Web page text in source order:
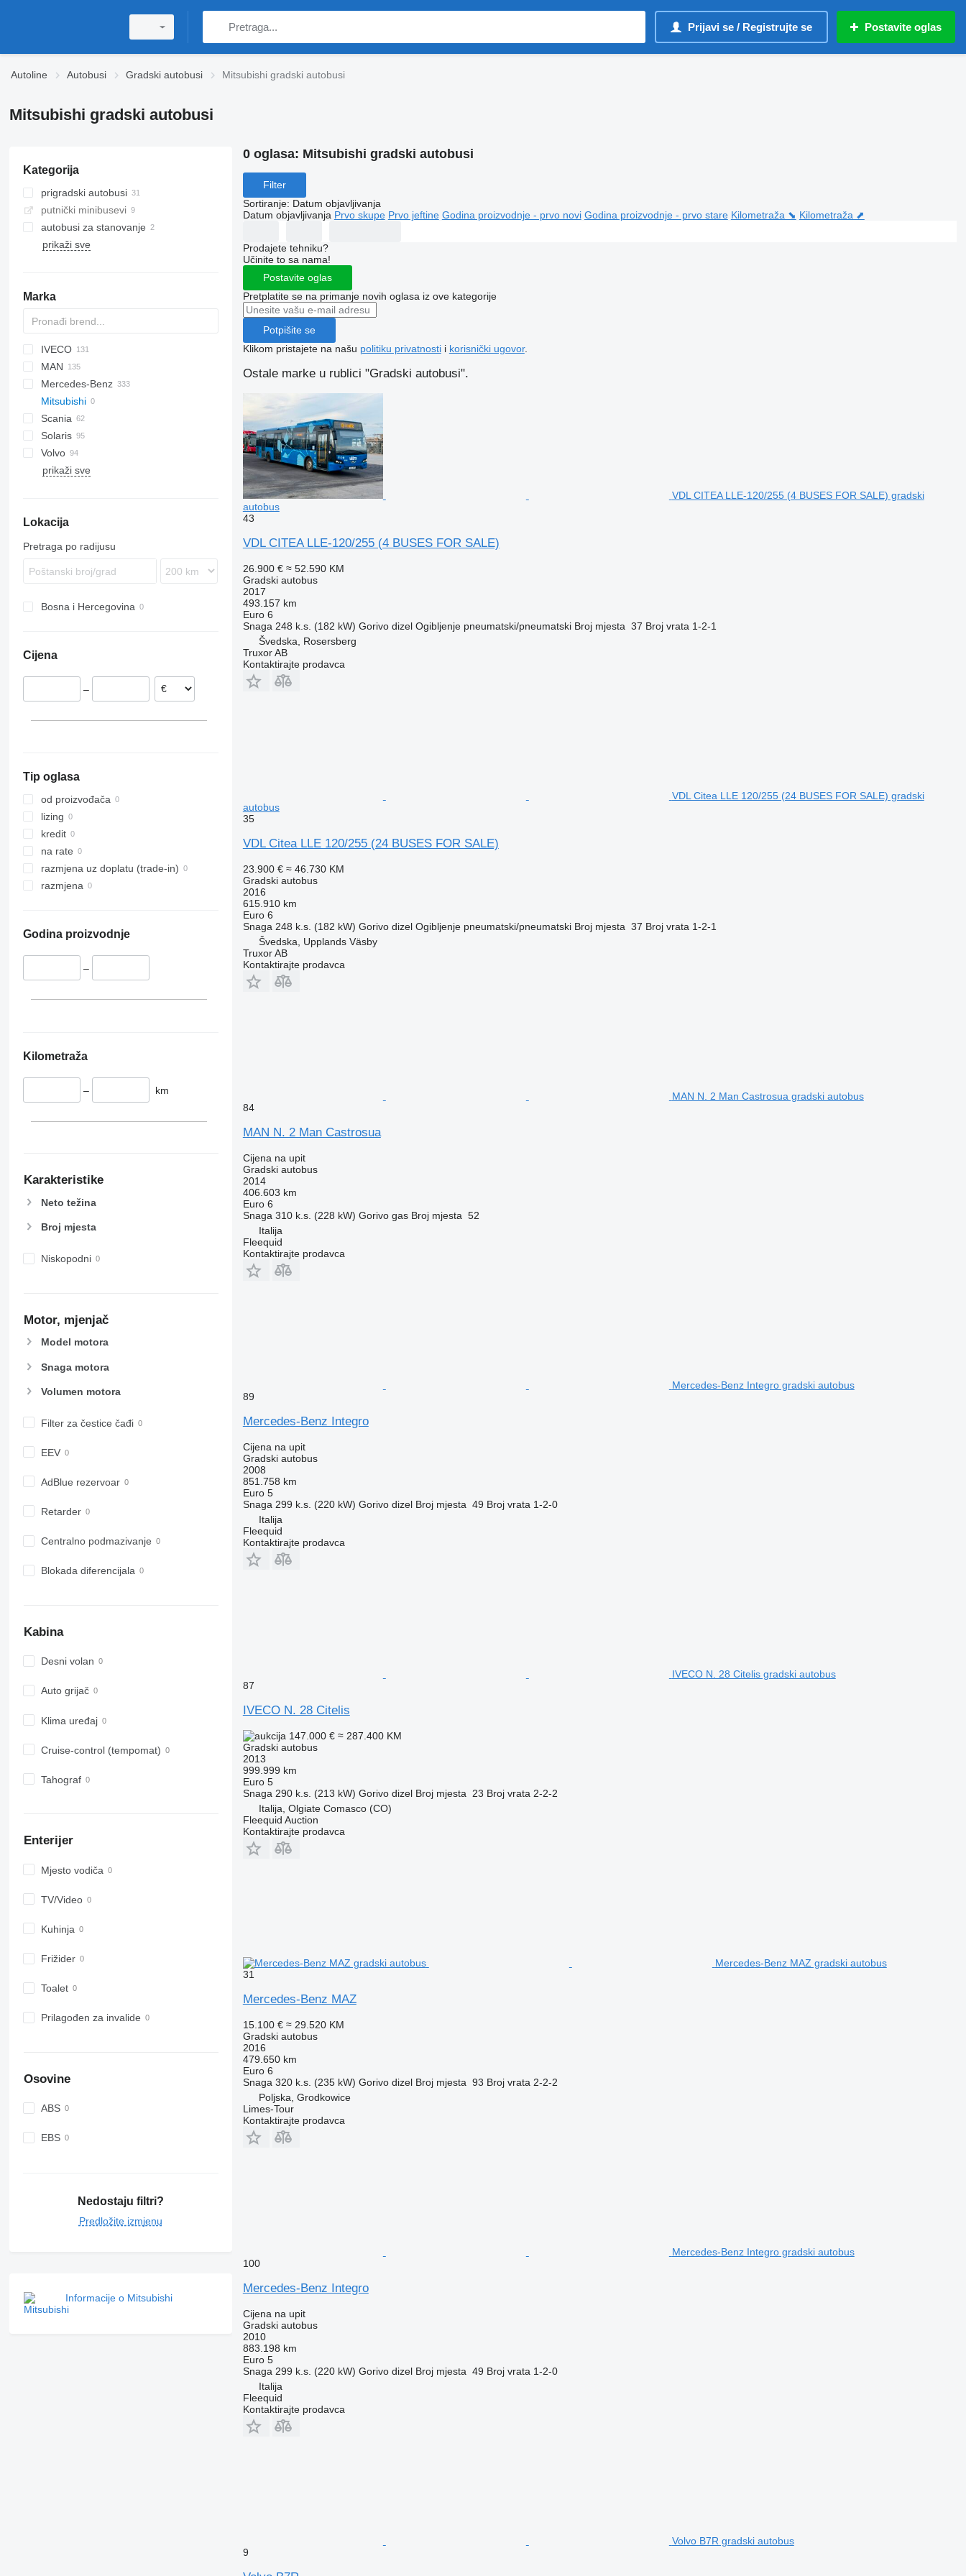
Prijavi se / Registrujte se Postavite oglas
Autoline Autobusi Gradski autobusi Mitsubishi gradski autobusi
Mitsubishi gradski autobusi
Kategorija
prigradski autobusi
putnički minibusevi
autobusi za stanovanje
prikaži sve
Marka
Probus
IVECO
Crossway
Daily
Mobi
Wing
Ares
Citelis
Crossway
Recreo
I-series
Erga
Novo
XMQ
MAN
A-series
LE
Lion's series
NL series
TGE
203
206
Mercedes-Benz
Citaro
Conecto
Integro
Intouro
MB
Sprinter
Mitsubishi
Civilian
Navigo
Vectio
Master
Scania
Interlink
K-series
Vest
S-series
Solaris
Alpino
Urbino
MD
Tourmalin
Coaster
Ambassador
Ambassador
A-series
Crafter
Volvo
7700
8900
B-series
prikaži sve
Lokacija
Pretraga po radijusu
Bosna i Hercegovina
Cijena
–
Tip oglasa
od proizvođača
lizing
kredit
na rate
razmjena uz doplatu (trade-in)
razmjena
Godina proizvodnje
–
Kilometraža
– km
Karakteristike
Neto težina
Broj mjesta
Niskopodni
Motor, mjenjač
Model motora
Snaga motora
Volumen motora
Filter za čestice čađi
EEV
AdBlue rezervoar
Retarder
Centralno podmazivanje
Blokada diferencijala
Kabina
Desni volan
Auto grijač
Klima uređaj
Cruise-control (tempomat)
Tahograf
Enterijer
Mјesto vodiča
TV/Video
Kuhinja
Frižider
Toalet
Prilagođen za invalide
Osovine
ABS
EBS
Nedostaju filtri?
Predložite izmjenu
Informacije o Mitsubishi
0 oglasa: Mitsubishi gradski autobusi
Filter
Sortiranje: Datum objavljivanja
Datum objavljivanja Prvo skupe Prvo jeftine Godina proizvodnje - prvo novi Godina proizvodnje - prvo stare Kilometraža ⬊ Kilometraža ⬈
Prodajete tehniku?
Učinite to sa nama!
Postavite oglas
Pretplatite se na primanje novih oglasa iz ove kategorije
Potpišite se
Klikom pristajete na našu politiku privatnostii korisnički ugovor.
Ostale marke u rublici "Gradski autobusi".
VDL CITEA LLE-120/255 (4 BUSES FOR SALE) gradski
autobus
43
VDL CITEA LLE-120/255 (4 BUSES FOR SALE)
26.900 € ≈ 52.590 KM
Gradski autobus
2017
493.157 km
Euro 6
Snaga 248 k.s. (182 kW) Gorivo dizel Ogibljenje pneumatski/pneumatski Broj mjesta 37 Broj vrata 1-2-1
Švedska, Rosersberg
Truxor AB
Kontaktirajte prodavca
VDL Citea LLE 120/255 (24 BUSES FOR SALE) gradski
autobus
35
VDL Citea LLE 120/255 (24 BUSES FOR SALE)
23.900 € ≈ 46.730 KM
Gradski autobus
2016
615.910 km
Euro 6
Snaga 248 k.s. (182 kW) Gorivo dizel Ogibljenje pneumatski/pneumatski Broj mjesta 37 Broj vrata 1-2-1
Švedska, Upplands Väsby
Truxor AB
Kontaktirajte prodavca
MAN N. 2 Man Castrosua gradski autobus
84
MAN N. 2 Man Castrosua
Cijena na upit
Gradski autobus
2014
406.603 km
Euro 6
Snaga 310 k.s. (228 kW) Gorivo gas Broj mjesta 52
Italija
Fleequid
Kontaktirajte prodavca
Mercedes-Benz Integro gradski autobus
89
Mercedes-Benz Integro
Cijena na upit
Gradski autobus
2008
851.758 km
Euro 5
Snaga 299 k.s. (220 kW) Gorivo dizel Broj mjesta 49 Broj vrata 1-2-0
Italija
Fleequid
Kontaktirajte prodavca
IVECO N. 28 Citelis gradski autobus
87
IVECO N. 28 Citelis
147.000 € ≈ 287.400 KM
Gradski autobus
2013
999.999 km
Euro 5
Snaga 290 k.s. (213 kW) Gorivo dizel Broj mjesta 23 Broj vrata 2-2-2
Italija, Olgiate Comasco (CO)
Fleequid Auction
Kontaktirajte prodavca
Mercedes-Benz MAZ gradski autobus
31
Mercedes-Benz MAZ
15.100 € ≈ 29.520 KM
Gradski autobus
2016
479.650 km
Euro 6
Snaga 320 k.s. (235 kW) Gorivo dizel Broj mjesta 93 Broj vrata 2-2-2
Poljska, Grodkowice
Limes-Tour
Kontaktirajte prodavca
Mercedes-Benz Integro gradski autobus
100
Mercedes-Benz Integro
Cijena na upit
Gradski autobus
2010
883.198 km
Euro 5
Snaga 299 k.s. (220 kW) Gorivo dizel Broj mjesta 49 Broj vrata 1-2-0
Italija
Fleequid
Kontaktirajte prodavca
Volvo B7R gradski autobus
9